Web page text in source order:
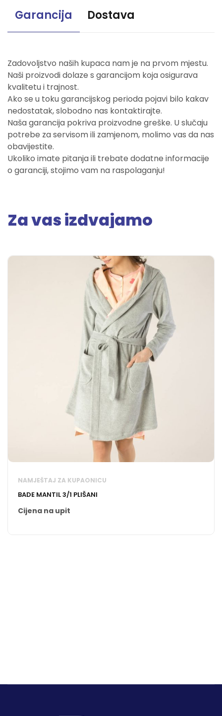
Garancija Dostava
Zadovoljstvo naših kupaca nam je na prvom mjestu.
Naši proizvodi dolaze s garancijom koja osigurava
kvalitetu i trajnost.
Ako se u toku garancijskog perioda pojavi bilo kakav
nedostatak, slobodno nas kontaktirajte.
Naša garancija pokriva proizvodne greške. U slučaju
potrebe za servisom ili zamjenom, molimo vas da nas
obavijestite.
Ukoliko imate pitanja ili trebate dodatne informacije
o garanciji, stojimo vam na raspolaganju!
Za vas izdvajamo
NAMJEŠTAJ ZA KUPAONICU
BADE MANTIL 3/1 PLIŠANI
Cijena na upit